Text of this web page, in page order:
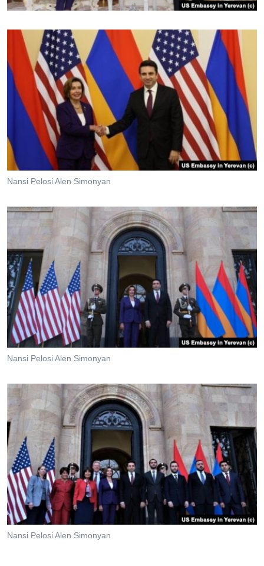
Nansi Pelosi Alen Simonyan
Nansi Pelosi Alen Simonyan
Nansi Pelosi Alen Simonyan